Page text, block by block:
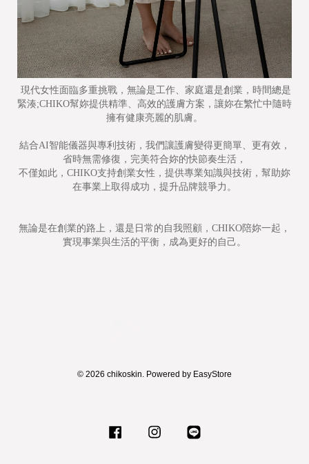
現代女性面臨多重挑戰，無論是工作、家庭還是創業，時間總是
緊湊;CHIKO幫妳提供精準、高效的護膚方案，讓妳在繁忙中隨時
擁有健康亮麗的肌膚。
結合AI智能儀器與專利技術，我們讓護膚變得更簡單、更有效，
省時無需修復，完美符合妳的快節奏生活，
不僅如此，CHIKO支持創業女性，提供專業知識與技術，幫助妳
在事業上取得成功，提升品牌競爭力。
無論是在創業的路上，還是日常的自我照顧，CHIKO陪妳一起，
實現事業與生活的平衡，成為更好的自己。
© 2026 chikoskin. Powered by EasyStore
Facebook Instagram